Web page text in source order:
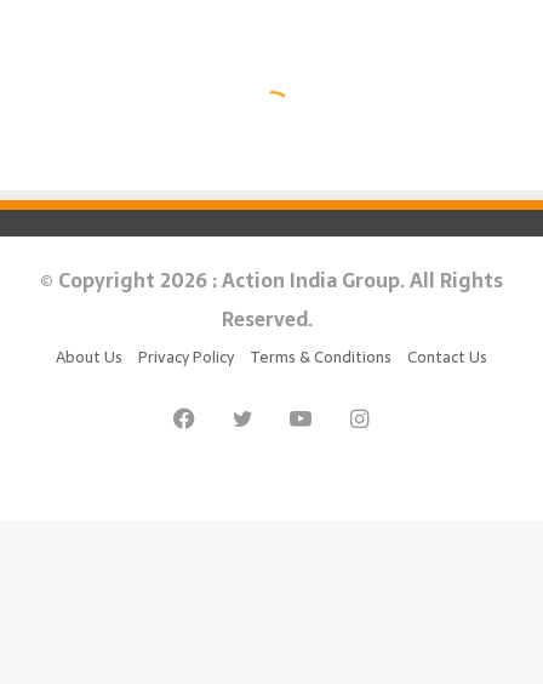
© Copyright 2026 : Action India Group. All Rights
Reserved.
About Us Privacy Policy Terms & Conditions Contact Us
FacebookTwitter YouTubeInstagram